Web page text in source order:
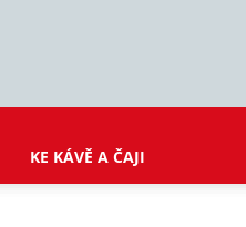
KE KÁVĚ A ČAJI